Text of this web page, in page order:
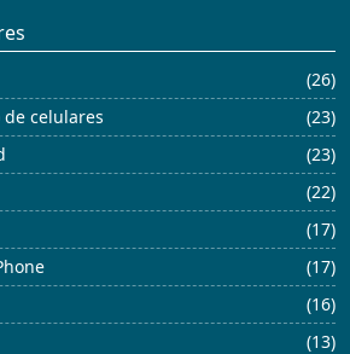
(26)
celulares
(23)
(23)
(22)
(17)
(17)
(16)
(13)